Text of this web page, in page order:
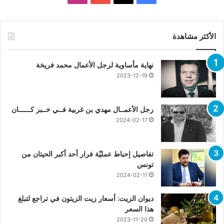
الأكثر مشاهدة
نهاية مأساوية لرجل الأعمال محمد فريخة
2023-12-19
رجل الأعمــال مهدي بن غربية فــي خــبر كــــــان
2024-02-17
تفاصيل إحباط عمليّة فرار أحد أكبر الحيتان من
تونس
2024-02-11
ديوان الزيت: أسعار زيت الزيتون في تراجع لتبلغ
هذا السعر
2023-11-20